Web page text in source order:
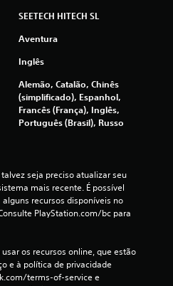
SEETECH HITECH SL
Aventura
Inglês
Alemão, Catalão, Chinês
(simplificado), Espanhol,
Francês (França), Inglês,
Português (Brasil), Russo
seja preciso atualizar seu
mais recente. É possível
alguns recursos disponíveis no
PlayStation.com/bc para
os recursos online, que estão
e à política de privacidade
terms-of-service e